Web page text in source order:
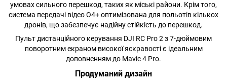
умовах сильного перешкод, таких як міські райони. Крім того,
система передачі відео O4+ оптимізована для польотів кількох
дронів, що забезпечує надійну стійкість до перешкод.
Пульт дистанційного керування DJI RC Pro 2 з 7-дюймовим
поворотним екраном високої яскравості є ідеальним
доповненням до Mavic 4 Pro.
Продуманий дизайн